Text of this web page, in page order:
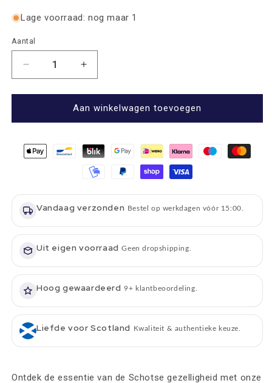
Lage voorraad: nog maar 1
Aantal
Aantal
Aantal
verlagen
voor
Whiskystenen
Jachtsport
Gegraveerd
-
Company
Scotland
Aantal
verhogen
voor
Whiskystenen
Jachtsport
Gegraveerd
-
Just
Company
Scotland
Aan winkelwagen toevoegen
Vandaag verzonden Bestel op werkdagen vóór 15:00.
Uit eigen voorraad Geen dropshipping.
Hoog gewaardeerd 9+ klantbeoordeling.
Liefde voor Scotland Kwaliteit & authentieke keuze.
Ontdek de essentie van de Schotse gezelligheid met onze